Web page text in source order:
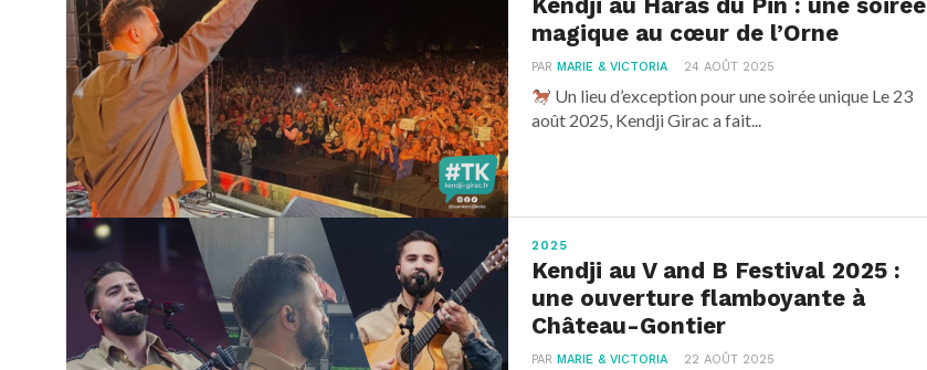
Kendji au Haras du Pin : une soirée
magique au cœur de l’Orne
PARMARIE & VICTORIA 24 AOÛT 2025
Un lieu d’exception pour une soirée unique Le 23
août 2025, Kendji Girac a fait...
2025
Kendji au V and B Festival 2025 :
une ouverture flamboyante à
Château-Gontier
PARMARIE & VICTORIA 22 AOÛT 2025